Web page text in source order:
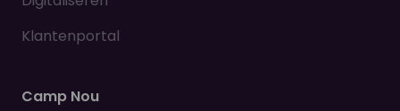
Klantenportal
Camp Nou